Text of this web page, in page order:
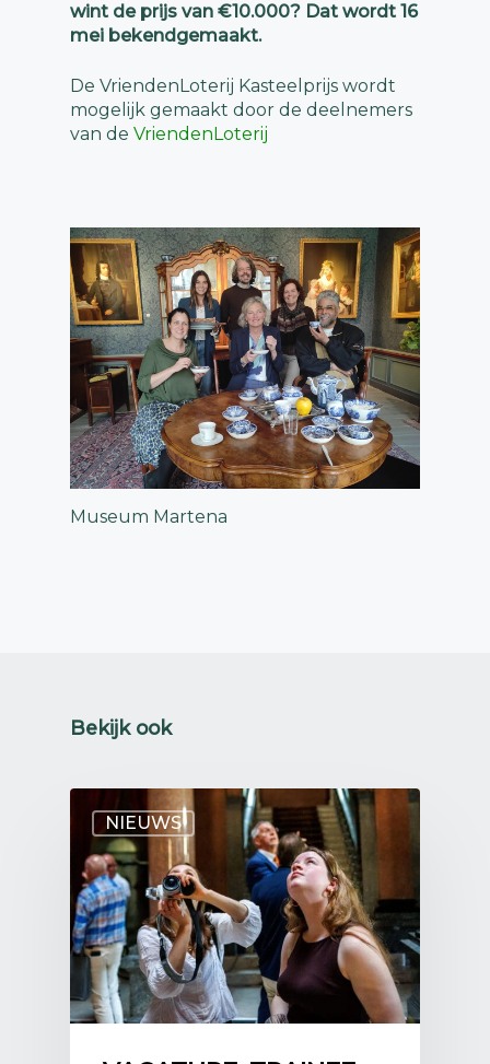
wint de prijs van €10.000? Dat wordt 16
mei bekendgemaakt.
De VriendenLoterij Kasteelprijs wordt
mogelijk gemaakt door de deelnemers
van deVriendenLoterij
Museum Martena
Bekijk ook
NIEUWS